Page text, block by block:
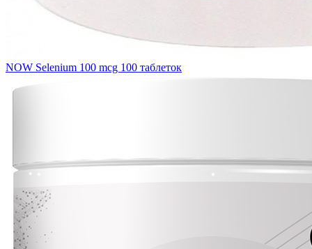
NOW Selenium 100 mcg 100 таблеток